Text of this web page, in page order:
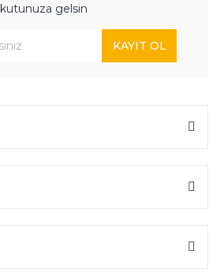
kutunuza gelsin
KAYIT OL